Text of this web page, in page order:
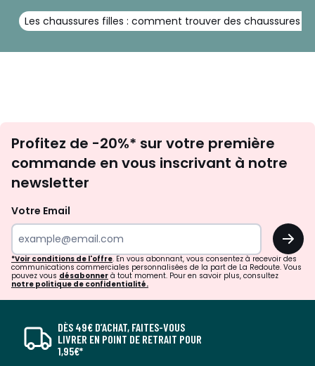
Les chaussures filles : comment trouver des chaussures
newsletter
Profitez de -20%* sur votre première
commande en vous inscrivant à notre
newsletter
Votre Email
OK
*Voir conditions de l'offre. En vous abonnant, vous consentez à recevoir des
communications commerciales personnalisées de la part de La Redoute. Vous
pouvez vous désabonner à tout moment. Pour en savoir plus, consultez
notre politique de confidentialité.
DÈS 49€ D’ACHAT, FAITES-VOUS
LIVRER EN POINT DE RETRAIT POUR
1,95€*